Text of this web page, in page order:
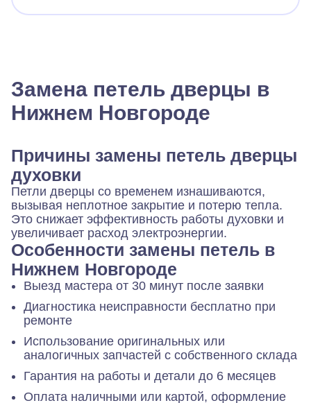
Замена петель дверцы в
Нижнем Новгороде
Причины замены петель дверцы
духовки
Петли дверцы со временем изнашиваются,
вызывая неплотное закрытие и потерю тепла.
Это снижает эффективность работы духовки и
увеличивает расход электроэнергии.
Особенности замены петель в
Нижнем Новгороде
Выезд мастера от 30 минут после заявки
Диагностика неисправности бесплатно при
ремонте
Использование оригинальных или
аналогичных запчастей с собственного склада
Гарантия на работы и детали до 6 месяцев
Оплата наличными или картой, оформление